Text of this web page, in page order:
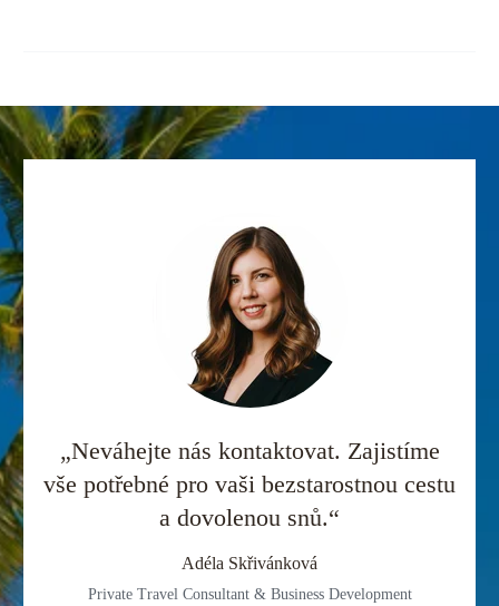
„Neváhejte nás kontaktovat. Zajistíme
vše potřebné pro vaši bezstarostnou cestu
a dovolenou snů.“
Adéla Skřivánková
Private Travel Consultant & Business Development